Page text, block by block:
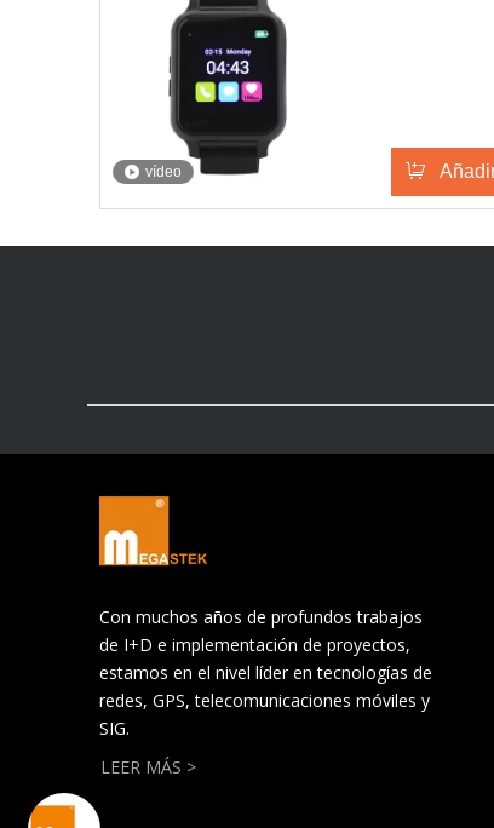
vídeo
Con muchos años de profundos trabajos
de I+D e implementación de proyectos,
estamos en el nivel líder en tecnologías de
redes, GPS, telecomunicaciones móviles y
SIG.
LEER MÁS >